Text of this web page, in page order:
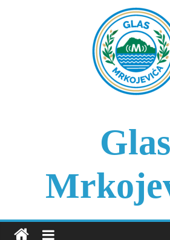
Glas